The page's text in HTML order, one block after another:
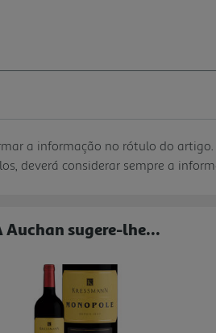
a informação no rótulo do artigo.
deverá considerar sempre a
Auchan sugere-lhe...